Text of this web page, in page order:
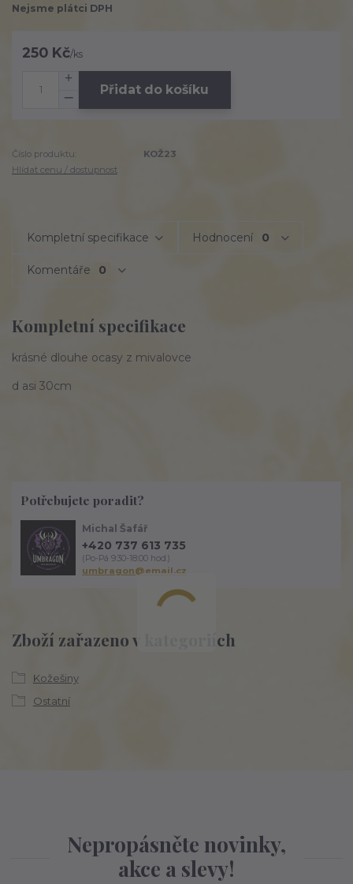
Nejsme plátci DPH
250 Kč/ks
Přidat do košíku
Číslo produktu:
KOŽ23
Hlídat cenu / dostupnost
Kompletní specifikace Hodnocení 0
Komentáře 0
Kompletní specifikace
krásné dlouhe ocasy z mivalovce
d asi 30cm
Zboží zařazeno v kategoriích
Kožešiny
Ostatní
Potřebujete poradit?
Michal Šafář
+420 737 613 735
(Po-Pá 9:30-18:00 hod.)
umbragon@email.cz
Nepropásněte novinky,
akce a slevy!